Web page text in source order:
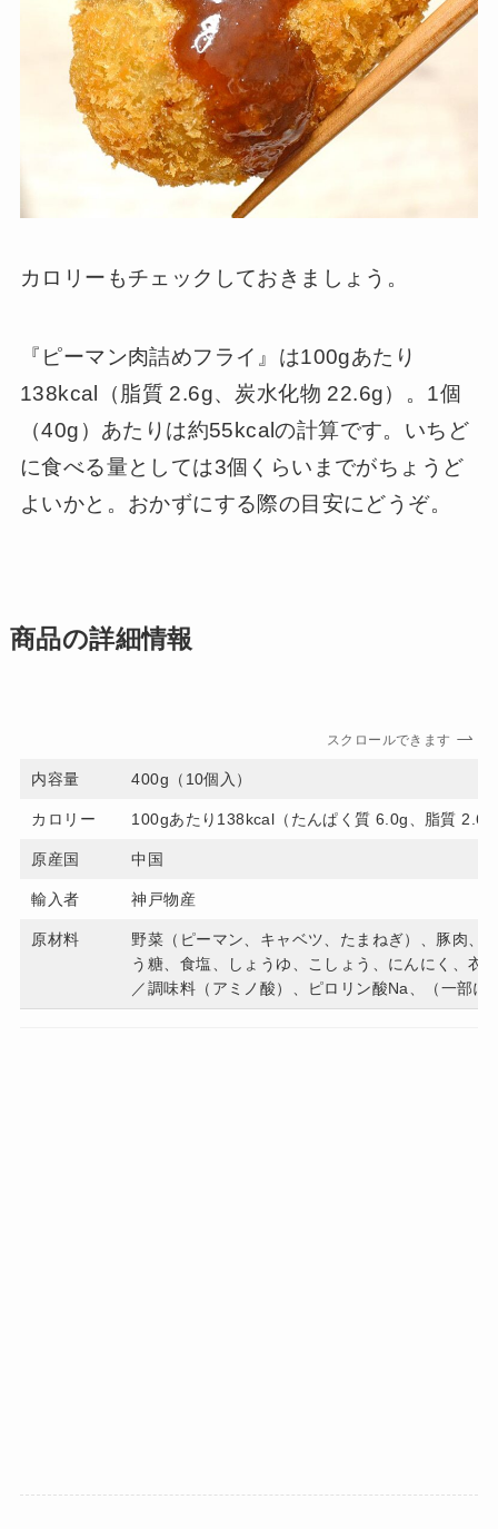
カロリーもチェックしておきましょう。
『ピーマン肉詰めフライ』は100gあたり
138kcal（脂質 2.6g、炭水化物 22.6g）。1個
（40g）あたりは約55kcalの計算です。いちど
に食べる量としては3個くらいまでがちょうど
よいかと。おかずにする際の目安にどうぞ。
商品の詳細情報
スクロールできます
内容量 400g（10個入）
カロリー 100gあたり138kcal（たんぱく質 6.0g、脂質
原産国 中国
輸入者 神戸物産
原材料
野菜（ピーマン、キャベツ、たまねぎ）、豚肉、
う糖、食塩、しょうゆ、こしょう、にんにく、衣
／調味料（アミノ酸）、ピロリン酸Na、（一部に